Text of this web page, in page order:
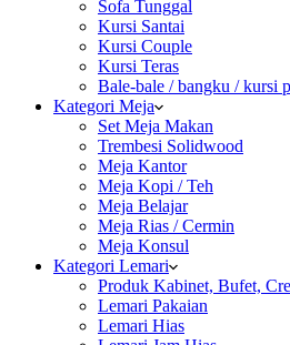
Sofa Tunggal
Kursi Santai
Kursi Couple
Kursi Teras
Bale-bale / bangku / kursi
Kategori Meja
Set Meja Makan
Trembesi Solidwood
Meja Kantor
Meja Kopi / Teh
Meja Belajar
Meja Rias / Cermin
Meja Konsul
Kategori Lemari
Produk Kabinet, Bufet,
Lemari Pakaian
Lemari Hias